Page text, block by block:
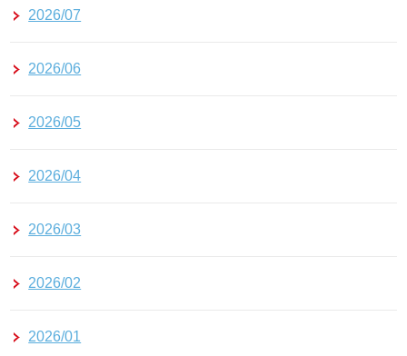
2026/07
2026/06
2026/05
2026/04
2026/03
2026/02
2026/01